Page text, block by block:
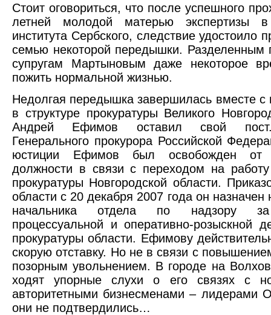
Стоит оговориться, что после успешного
летней молодой матерью экспертизы в
института Сербского, следствие удостоило
семью некоторой передышки. Разделенным
супругам Мартыновым даже некоторое
пожить нормальной жизнью.
Недолгая передышка завершилась вместе с
в структуре прокуратуры Великого
Андрей Ефимов оставил свой
Генерального прокурора Российской
юстиции Ефимов был освобожден от
должности в связи с переходом на
прокуратуры Новгородской области.
области с 20 декабря 2007 года он назначен
начальника отдела по надзору за
процессуальной и оперативно-розыскной
прокуратуры области. Ефимову
скорую отставку. Но не в связи с
позорным увольнением. В городе на
ходят упорные слухи о его связях с
авторитетными бизнесменами – лидерами
они не подтвердились…